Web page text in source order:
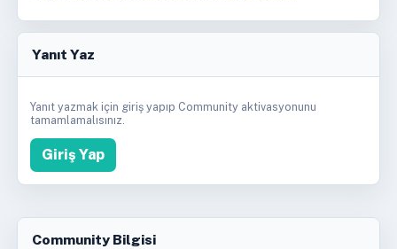
Yanıt Yaz
Yanıt yazmak için giriş yapıp Community aktivasyonunu
tamamlamalısınız.
Giriş Yap
Community Bilgisi